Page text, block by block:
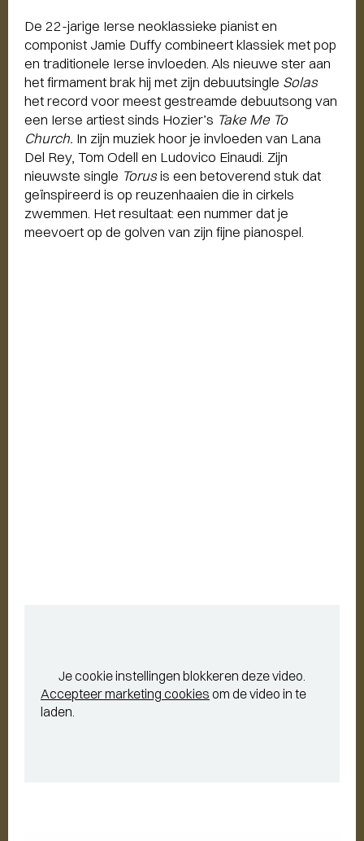
De 22-jarige Ierse neoklassieke pianist en
componist Jamie Duffy combineert klassiek met pop
en traditionele Ierse invloeden. Als nieuwe ster aan
het firmament brak hij met zijn debuutsingle Solas
het record voor meest gestreamde debuutsong van
een Ierse artiest sinds Hozier’s Take Me To
Church. In zijn muziek hoor je invloeden van Lana
Del Rey, Tom Odell en Ludovico Einaudi. Zijn
nieuwste single Torusis een betoverend stuk dat
geïnspireerd is op reuzenhaaien die in cirkels
zwemmen. Het resultaat: een nummer dat je
meevoert op de golven van zijn fijne pianospel.
Je cookie instellingen blokkeren deze video.
Accepteer marketing cookies om de video in te
laden.